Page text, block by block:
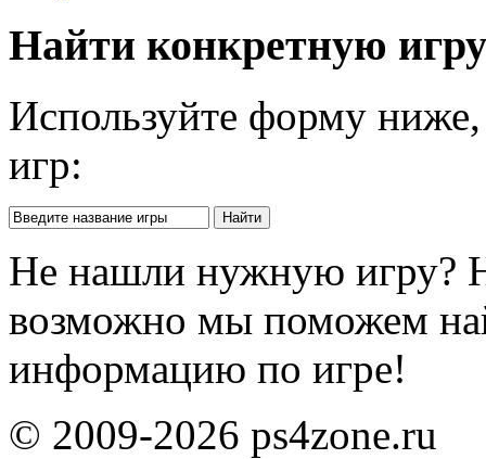
Найти конкретную
Используйте форму
игр:
Не нашли нужную игру?
возможно мы поможем
информацию по игре!
© 2009-2026 ps4zone.ru